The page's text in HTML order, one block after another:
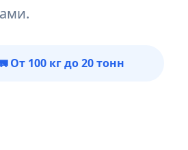
От 100 кг до 20 тонн